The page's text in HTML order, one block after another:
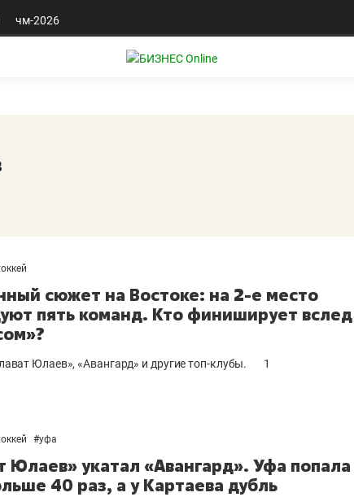
чм-2026
сюжет на Востоке: на 2-е место
пять команд. Кто финиширует вслед
Юлаев», «Авангард» и другие топ-клубы. 1
#уфа
Юлаев» укатал «Авангард». Уфа попала
40 раз, а у Картаева дубль